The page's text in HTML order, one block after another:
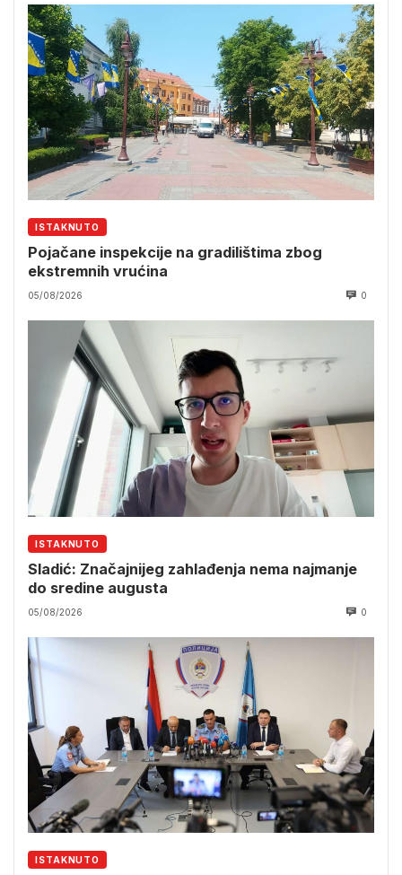
ISTAKNUTO
Pojačane inspekcije na gradilištima zbog
ekstremnih vrućina
05/08/2026 0
ISTAKNUTO
Sladić: Značajnijeg zahlađenja nema najmanje
do sredine augusta
05/08/2026 0
ISTAKNUTO